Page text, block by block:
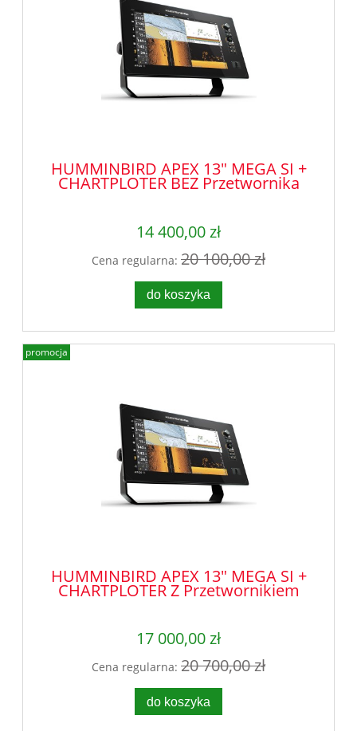
HUMMINBIRD APEX 13" MEGA SI +
CHARTPLOTER BEZ Przetwornika
14 400,00 zł
Cena regularna: 20 100,00 zł
do koszyka
HUMMINBIRD APEX 13" MEGA SI +
CHARTPLOTER Z Przetwornikiem
17 000,00 zł
Cena regularna: 20 700,00 zł
do koszyka
promocja